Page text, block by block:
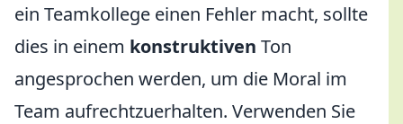
ein Teamkollege einen Fehler macht, sollte
dies in einem konstruktiven Ton
angesprochen werden, um die Moral im
Team aufrechtzuerhalten. Verwenden Sie